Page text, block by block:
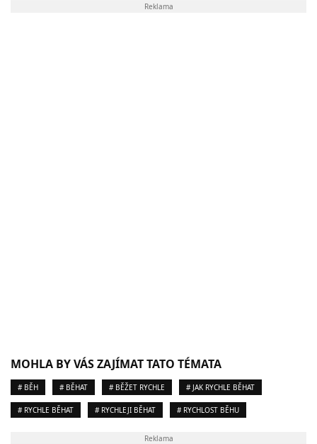
Reklama
MOHLA BY VÁS ZAJÍMAT TATO TÉMATA
# BĚH # BĚHAT # BĚŽET RYCHLE # JAK RYCHLE BĚHAT
# RYCHLE BĚHAT # RYCHLEJI BĚHAT # RYCHLOST BĚHU
Reklama